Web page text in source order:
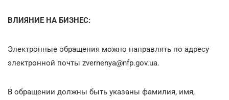
ВЛИЯНИЕ НА БИЗНЕС:
Электронные обращения можно направлять по адресу
электронной почты zvernenya@nfp.gov.ua.
В обращении должны быть указаны фамилия, имя,